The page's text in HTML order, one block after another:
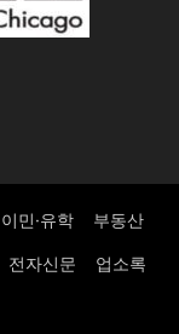
이민·유학 부동산
전자신문 업소록